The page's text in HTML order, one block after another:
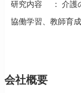
研究内容 ： 介護
協働学習、教師育成
会社概要